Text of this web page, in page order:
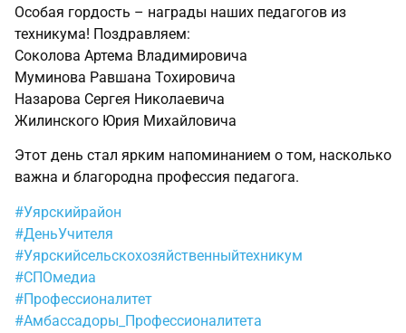
Особая гордость – награды наших педагогов из
техникума! Поздравляем:
Соколова Артема Владимировича
Муминова Равшана Тохировича
Назарова Сергея Николаевича
Жилинского Юрия Михайловича
Этот день стал ярким напоминанием о том, насколько
важна и благородна профессия педагога.
#Уярскийрайон
#ДеньУчителя
#Уярскийсельскохозяйственныйтехникум
#СПОмедиа
#Профессионалитет
#Амбассадоры_Профессионалитета